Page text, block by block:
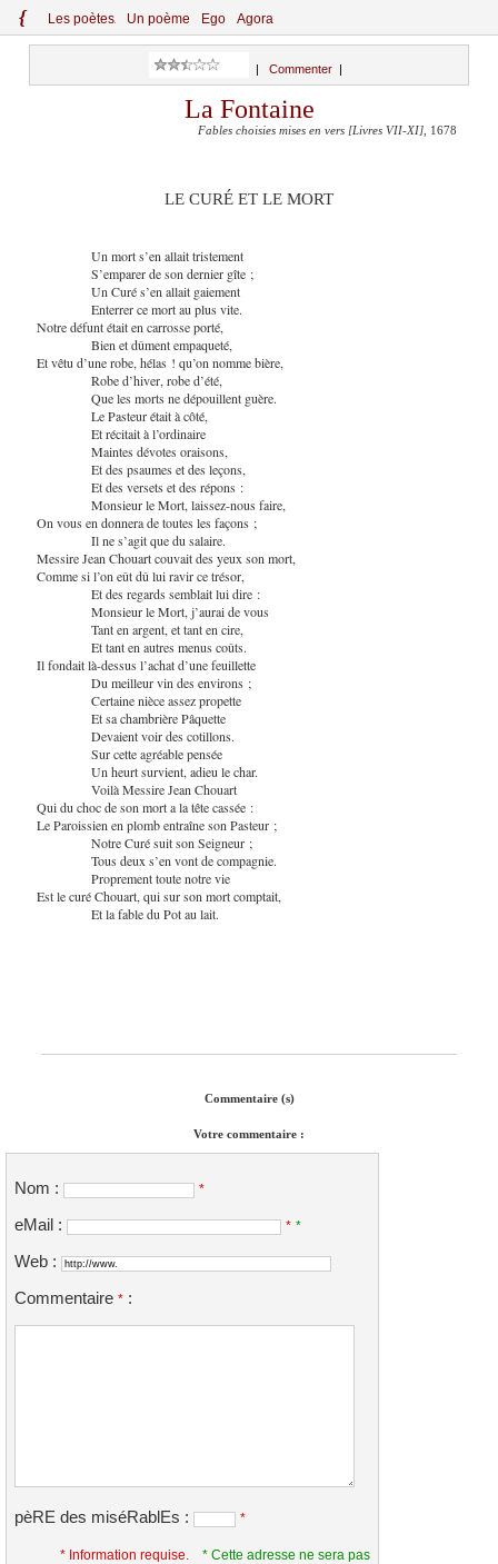
{ Les poètes Un poème Ego Agora
Commenter
La Fontaine
Fables choisies mises en vers [Livres VII-XI] , 1678
LE CURÉ ET LE MORT
Un mort s’en allait tristement
S’emparer de son dernier gîte ;
Un Curé s’en allait gaiement
Enterrer ce mort au plus vite.
Notre défunt était en carrosse porté,
Bien et dûment empaqueté,
Et vêtu d’une robe, hélas ! qu’on nomme bière,
Robe d’hiver, robe d’été,
Que les morts ne dépouillent guère.
Le Pasteur était à côté,
Et récitait à l’ordinaire
Maintes dévotes oraisons,
Et des psaumes et des leçons,
Et des versets et des répons :
Monsieur le Mort, laissez-nous faire,
On vous en donnera de toutes les façons ;
Il ne s’agit que du salaire.
Messire Jean Chouart couvait des yeux son mort,
Comme si l’on eût dû lui ravir ce trésor,
Et des regards semblait lui dire :
Monsieur le Mort, j’aurai de vous
Tant en argent, et tant en cire,
Et tant en autres menus coûts.
Il fondait là-dessus l’achat d’une feuillette
Du meilleur vin des environs ;
Certaine nièce assez propette
Et sa chambrière Pâquette
Devaient voir des cotillons.
Sur cette agréable pensée
Un heurt survient, adieu le char.
Voilà Messire Jean Chouart
Qui du choc de son mort a la tête cassée :
Le Paroissien en plomb entraîne son Pasteur ;
Notre Curé suit son Seigneur ;
Tous deux s’en vont de compagnie.
Proprement toute notre vie
Est le curé Chouart, qui sur son mort comptait,
Et la fable du Pot au lait.
Commentaire (s)
Votre commentaire :
Nom : *
eMail : * *
Web :
Commentaire * :
pèRE des miséRablEs : *
* Information requise.
* Cette adresse ne sera pas